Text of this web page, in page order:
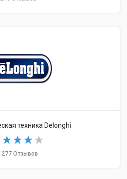
техника Delonghi
Отзывов